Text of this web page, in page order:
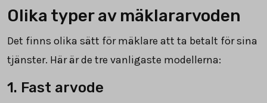
Olika typer av mäklararvoden
Det finns olika sätt för mäklare att ta betalt för sina
tjänster. Här är de tre vanligaste modellerna:
1. Fast arvode